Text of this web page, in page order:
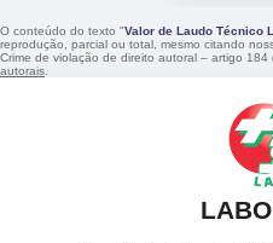
O conteúdo do texto "Valor de Laudo Técnico
reprodução, parcial ou total, mesmo citando
Crime de violação de direito autoral – artigo
autorais